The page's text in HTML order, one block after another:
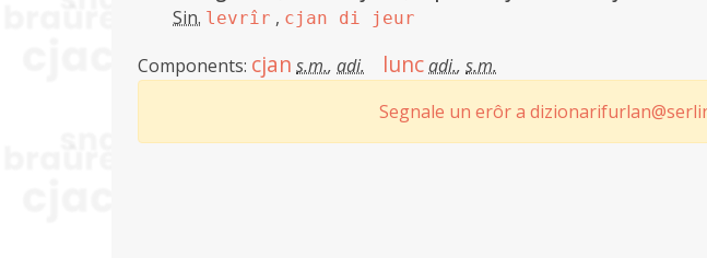
Sin. levrîr , cjan di jeur
Components: cjan s.m., adi. luncadi., s.m.
Segnale un erôr a